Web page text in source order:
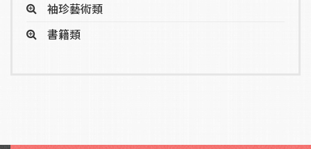
袖珍藝術類
書籍類